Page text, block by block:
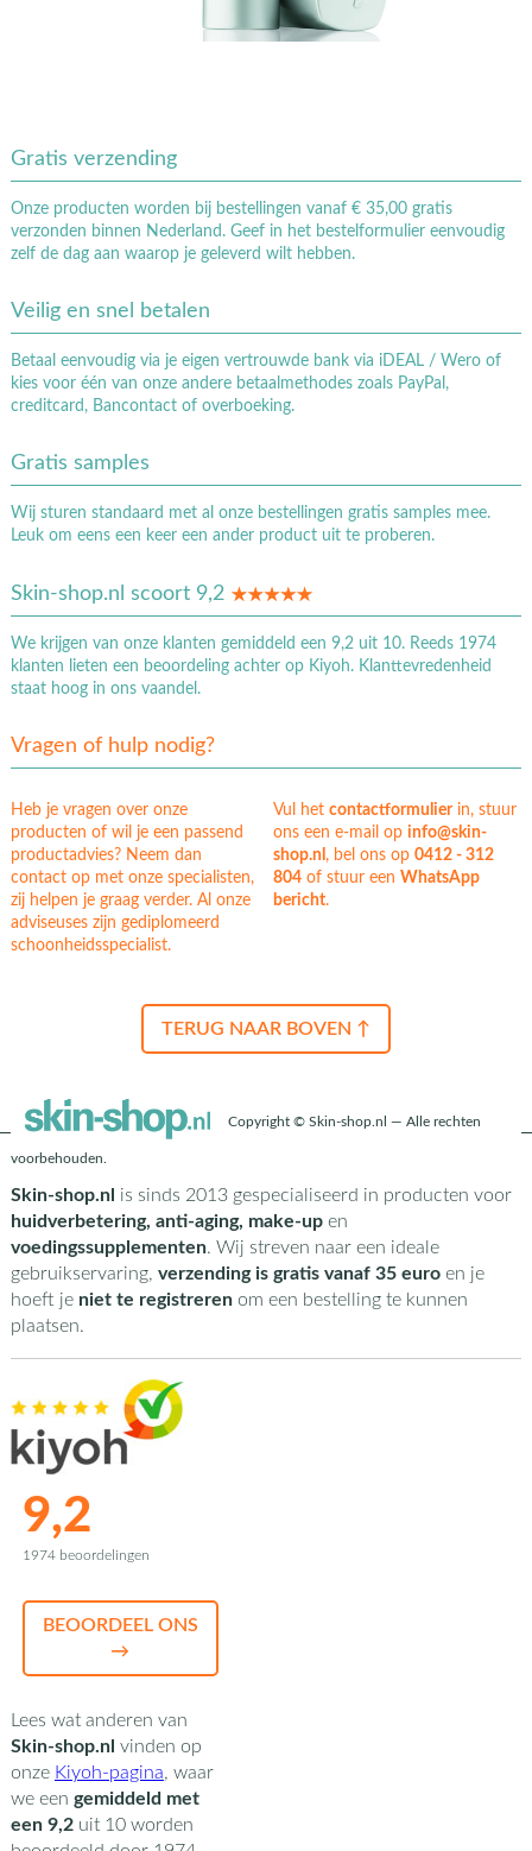
Gratis verzending
Onze producten worden bij bestellingen vanaf € 35,00 gratis
verzonden binnen Nederland. Geef in het bestelformulier eenvoudig
zelf de dag aan waarop je geleverd wilt hebben.
Veilig en snel betalen
Betaal eenvoudig via je eigen vertrouwde bank via iDEAL / Wero of
kies voor één van onze andere betaalmethodes zoals PayPal,
creditcard, Bancontact of overboeking.
Gratis samples
Wij sturen standaard met al onze bestellingen gratis samples mee.
Leuk om eens een keer een ander product uit te proberen.
Skin-shop.nl scoort 9,2
We krijgen van onze klanten gemiddeld een 9,2 uit 10. Reeds 1974
klanten lieten een beoordeling achter op Kiyoh. Klanttevredenheid
staat hoog in ons vaandel.
Vragen of hulp nodig?
Heb je vragen over onze
producten of wil je een passend
productadvies? Neem dan
contact op met onze specialisten,
zij helpen je graag verder. Al onze
adviseuses zijn gediplomeerd
schoonheidsspecialist.
Vul hetcontactformulierin, stuur
ons een e-mail opinfo@skin-
shop.nl , bel ons op0412 - 312
804 of stuur eenWhatsApp
bericht.
TERUG NAAR BOVEN ↑
Copyright © Skin-shop.nl — Alle rechten
voorbehouden.
Skin-shop.nl is sinds 2013 gespecialiseerd in producten voor
huidverbetering, anti-aging, make-upen
voedingssupplementen. Wij streven naar een ideale
gebruikservaring, verzending is gratis vanaf 35 euroen je
hoeft je niet te registrerenom een bestelling te kunnen
plaatsen.
9,2
1974 beoordelingen
BEOORDEEL ONS
→
Lees wat anderen van
Skin-shop.nl vinden op
onze Kiyoh-pagina, waar
we een gemiddeld met
een 9,2uit 10worden